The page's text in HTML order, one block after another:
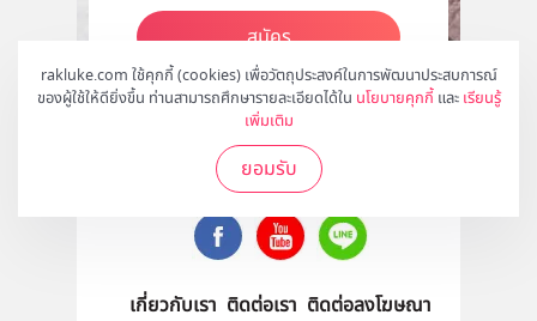
rakluke.com ใช้คุกกี้ (cookies) เพื่อวัตถุประสงค์ในการพัฒนาประสบการณ์
ของผู้ใช้ให้ดียิ่งขึ้น ท่านสามารถศึกษารายละเอียดได้ใน นโยบายคุกกี้ และ เรียนรู้
เพิ่มเติม
ยอมรับ
สมัคร
ติดตามเราได้ที่
เกี่ยวกับเรา ติดต่อเรา ติดต่อลงโฆษณา